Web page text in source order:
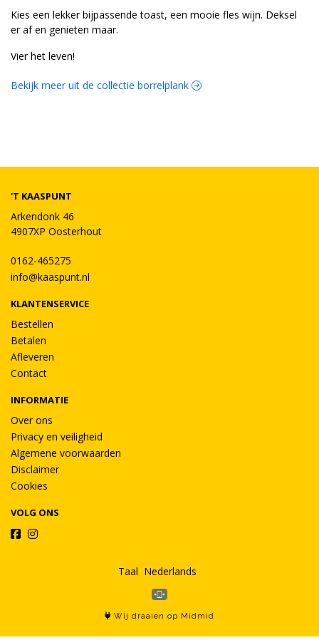
Kies een lekker bijpassende toast, een mooie fles wijn. Deksel
er af en genieten maar.
Vier het leven!
Bekijk meer uit de collectie borrelplank
'T KAASPUNT
Arkendonk 46
4907XP Oosterhout
0162-465275
info@kaaspunt.nl
KLANTENSERVICE
Bestellen
Betalen
Afleveren
Contact
INFORMATIE
Over ons
Privacy en veiligheid
Algemene voorwaarden
Disclaimer
Cookies
VOLG ONS
Taal
Wij draaien op Midmid